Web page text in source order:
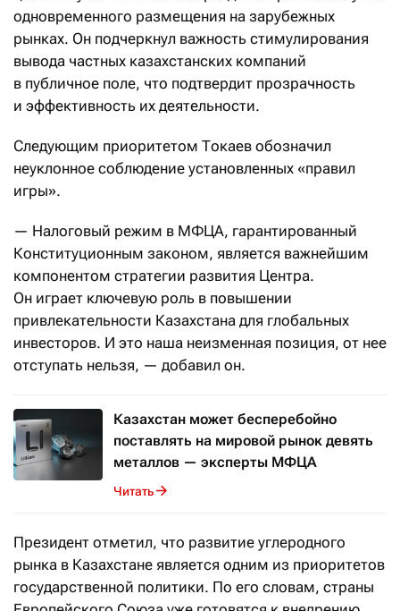
одновременного размещения на зарубежных
рынках. Он подчеркнул важность стимулирования
вывода частных казахстанских компаний
в публичное поле, что подтвердит прозрачность
и эффективность их деятельности.
Следующим приоритетом Токаев обозначил
неуклонное соблюдение установленных «правил
игры».
— Налоговый режим в МФЦА, гарантированный
Конституционным законом, является важнейшим
компонентом стратегии развития Центра.
Он играет ключевую роль в повышении
привлекательности Казахстана для глобальных
инвесторов. И это наша неизменная позиция, от нее
отступать нельзя, — добавил он.
Казахстан может бесперебойно
поставлять на мировой рынок девять
металлов — эксперты МФЦА
Читать
Президент отметил, что развитие углеродного
рынка в Казахстане является одним из приоритетов
государственной политики. По его словам, страны